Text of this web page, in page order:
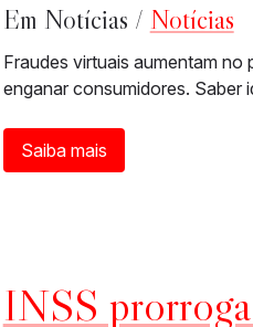
Em Notícias / Notícias
Fraudes virtuais aumentam
enganar consumidores. Saber
Saiba mais
INSS